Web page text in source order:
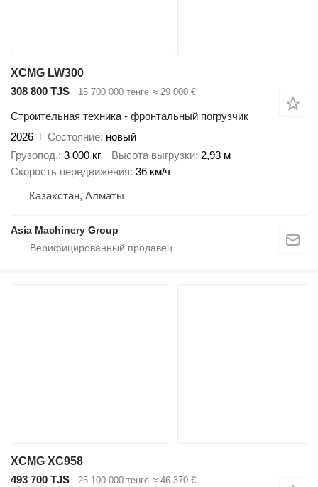
XCMG LW300
308 800 TJS
15 700 000 тенге ≈ 29 000 €
Строительная техника - фронтальный погрузчик
2026
Состояние новый
Грузопод. 3 000 кг Высота выгрузки 2,93 м
Скорость передвижения 36 км/ч
Казахстан, Алматы
Asia Machinery Group
XCMG XC958
493 700 TJS
25 100 000 тенге ≈ 46 370 €